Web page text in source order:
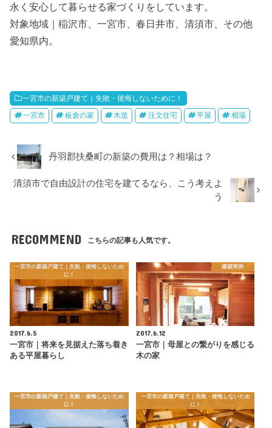
永く安心して暮らせる家づくりをしています。
対象地域｜稲沢市、一宮市、春日井市、清須市、その他
愛知県内。
一宮市の新築戸建て｜失敗・後悔しないために！
一宮市 板倉の家 木造 注文住宅 平屋 相場
丹羽郡扶桑町の新築の費用は？相場は？
清須市で自由設計の住宅を建てるなら、こう考えよ
う
RECOMMEND こちらの記事も人気です。
一宮市の新築戸建て｜失敗・後悔しないため
に！
2017.6.5
一宮市｜将来を見据えた落ち着き
ある平屋暮らし
建築実例
2017.6.12
一宮市｜母屋との繋がりを感じる
木の家
一宮市の新築戸建て｜失敗・後悔しないため
に！
一宮市の新築戸建て｜失敗・後悔しないため
に！